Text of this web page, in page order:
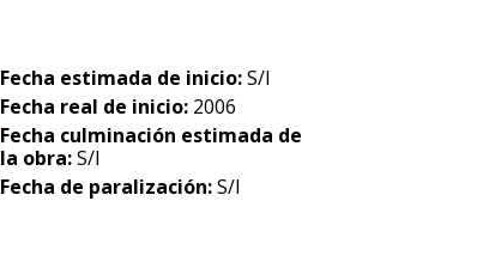
Fecha estimada de inicio:S/I
Fecha real de inicio: 2006
Fecha culminación estimada de
la obra:S/I
Fecha de paralización:S/I